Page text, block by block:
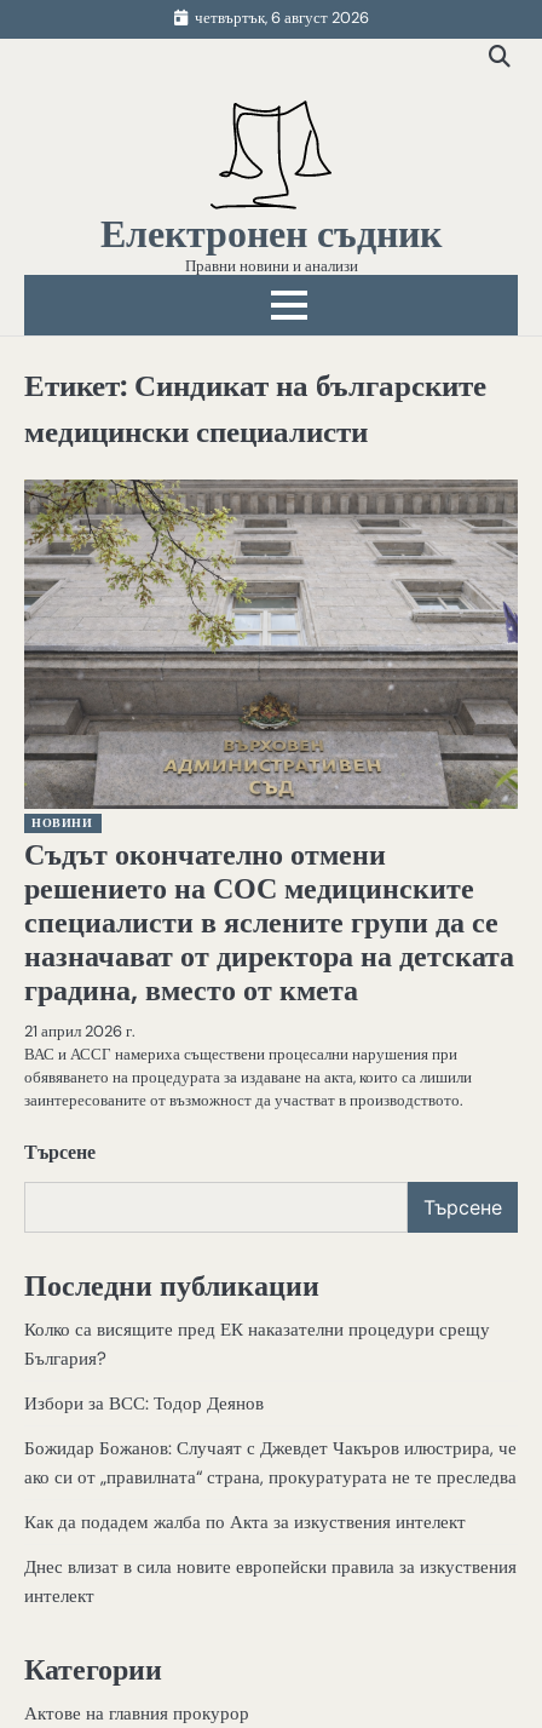
to
четвъртък, 6 август 2026
Електронен съдник
Правни новини и анализи
Етикет: Синдикат на българските
медицински специалисти
НОВИНИ
Съдът окончателно отмени
решението на СОС медицинските
специалисти в яслените групи да се
назначават от директора на детската
градина, вместо от кмета
21 април 2026 г.
ВАС и АССГ намериха съществени процесални нарушения при
обявяването на процедурата за издаване на акта, които са лишили
заинтересованите от възможност да участват в производството.
Търсене
Търсене
Последни публикации
Колко са висящите пред ЕК наказателни процедури срещу
България?
Избори за ВСС: Тодор Деянов
Божидар Божанов: Случаят с Джевдет Чакъров илюстрира, че
ако си от „правилната“ страна, прокуратурата не те преследва
Как да подадем жалба по Акта за изкуствения интелект
Днес влизат в сила новите европейски правила за изкуствения
интелект
Категории
Актове на главния прокурор